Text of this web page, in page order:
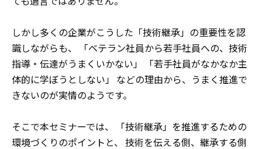
しかし多くの企業がこうした「技術継承」の重要性を認
識しながらも、
「ベテラン社員から若手社員への、技術
指導・伝達がうまくいかない」
「若手社員がなかなか主
体的に学ぼうとしない」
などの理由から、うまく推進で
きないのが実情のようです。
そこで本セミナーでは、
「技術継承」を推進するための
環境づくりのポイントと、
技術を伝える側、継承する側